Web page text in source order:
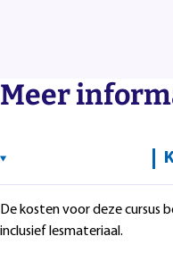
Meer
De kosten voor deze cursus
inclusief lesmateriaal.